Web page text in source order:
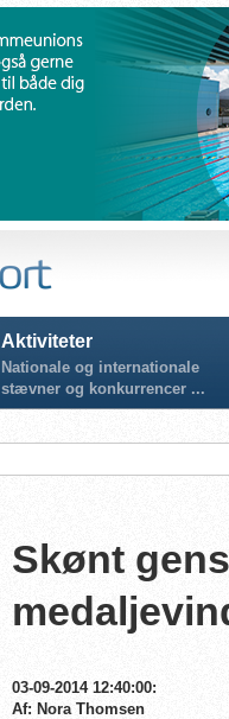
Aktiviteter
Nationale og internationale
stævner og konkurrencer ...
Skønt
03-09-2014 12:40:00:
Af: Nora Thomsen